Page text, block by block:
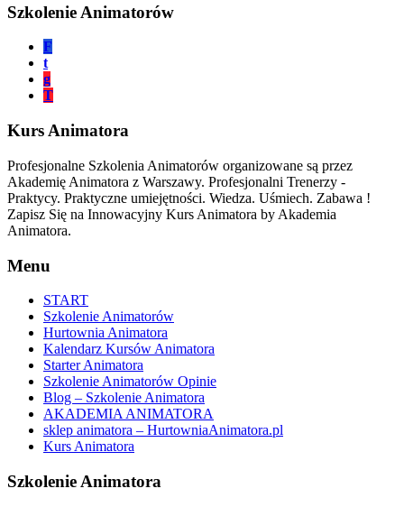
Szkolenie Animatorów
F
t
g
T
Kurs Animatora
Profesjonalne Szkolenia Animatorów organizowane są przez
Akademię Animatora z Warszawy. Profesjonalni Trenerzy -
Praktycy. Praktyczne umiejętności. Wiedza. Uśmiech. Zabawa !
Zapisz Się na Innowacyjny Kurs Animatora by Akademia
Animatora.
Menu
START
Szkolenie Animatorów
Hurtownia Animatora
Kalendarz Kursów Animatora
Starter Animatora
Szkolenie Animatorów Opinie
Blog – Szkolenie Animatora
AKADEMIA ANIMATORA
sklep animatora – HurtowniaAnimatora.pl
Kurs Animatora
Szkolenie Animatora